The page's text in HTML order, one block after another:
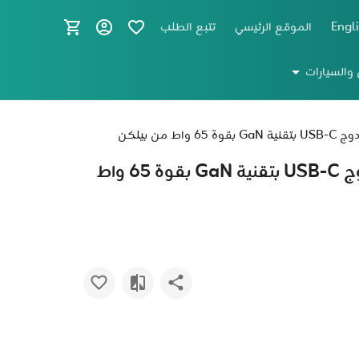
الموقع الرئيسي تتبع الطلب
والسيارات
شاحن حائط BoostCharge Pro مزدوج USB-C بتقنية GaN بقوة 65 واط